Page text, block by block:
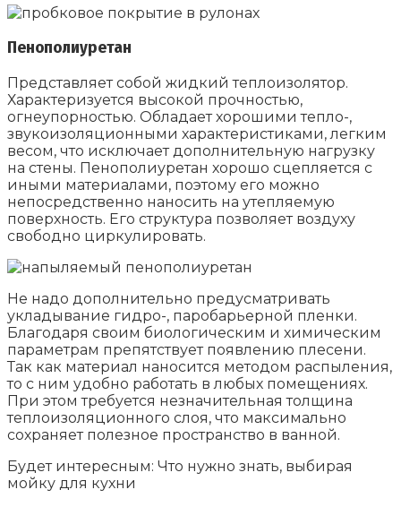
Пенополиуретан
Представляет собой жидкий теплоизолятор.
Характеризуется высокой прочностью,
огнеупорностью. Обладает хорошими тепло-,
звукоизоляционными характеристиками, легким
весом, что исключает дополнительную нагрузку
на стены. Пенополиуретан хорошо сцепляется с
иными материалами, поэтому его можно
непосредственно наносить на утепляемую
поверхность. Его структура позволяет воздуху
свободно циркулировать.
Не надо дополнительно предусматривать
укладывание гидро-, паробарьерной пленки.
Благодаря своим биологическим и химическим
параметрам препятствует появлению плесени.
Так как материал наносится методом распыления,
то с ним удобно работать в любых помещениях.
При этом требуется незначительная толщина
теплоизоляционного слоя, что максимально
сохраняет полезное пространство в ванной.
Будет интересным: Что нужно знать, выбирая
мойку для кухни